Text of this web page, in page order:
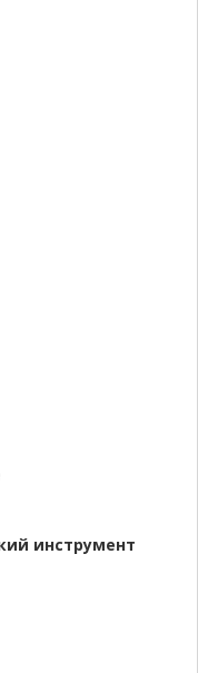
инструмент